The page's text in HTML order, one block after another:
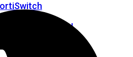
FortiSwitchRugged